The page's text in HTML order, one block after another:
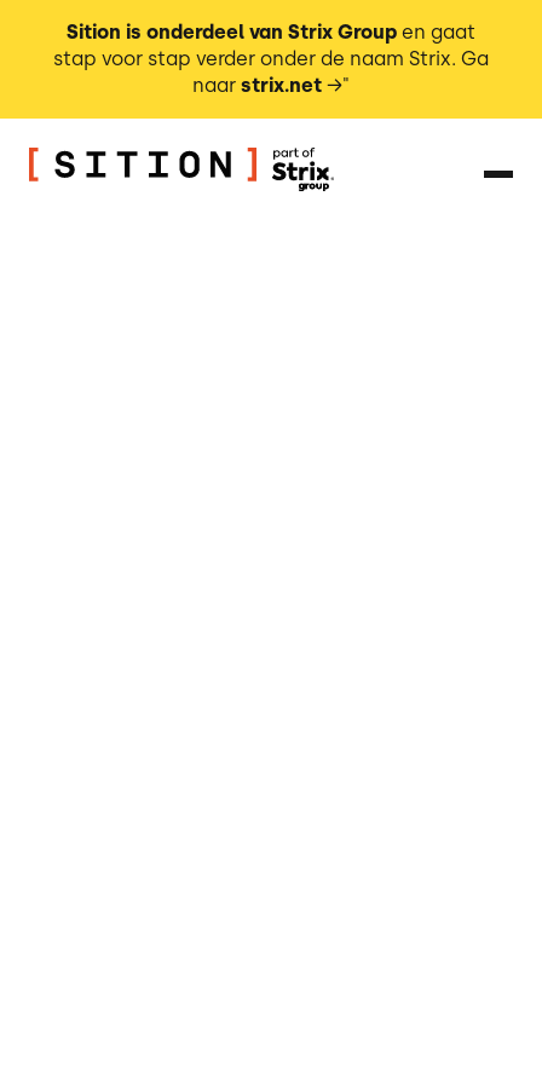
Sition is onderdeel van Strix Group en gaat
stap voor stap verder onder de naam Strix. Ga
naar strix.net →"